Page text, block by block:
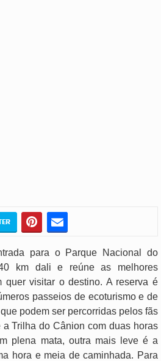
para o Parque Nacional do
km dali e reúne as melhores
quer visitar o destino. A reserva é
passeios de ecoturismo e de
podem ser percorridas pelos fãs
Trilha do Cânion com duas horas
plena mata, outra mais leve é a
hora e meia de caminhada. Para